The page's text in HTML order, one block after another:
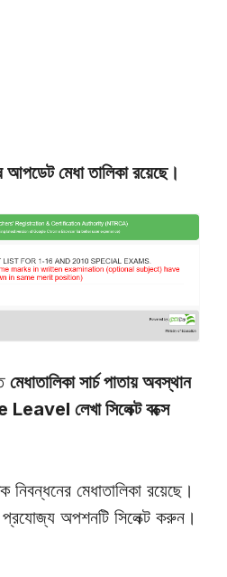
আপডেট মেধা তালিকা রয়েছে।
মেধাতালিকা সার্চ পাতায় অবস্থান
লেখা সিলেক্ট বক্সে
নিবন্ধনের মেধাতালিকা রয়েছে।
অপশনটি সিলেক্ট করুন।